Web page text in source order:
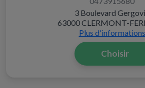
3 Boulevard
63000 CLERMONT-
Plus d'informations
Choisir